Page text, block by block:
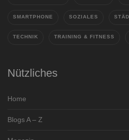
SMARTPHONE SOZIALES
TECHNIK TRAINING & FITNESS
Nützliches
Home
Blogs A – Z